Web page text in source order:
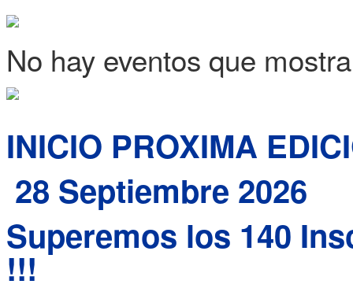
No hay eventos que
INICIO PROXIMA
28 Septiembre 2026
Superemos los 140
!!!